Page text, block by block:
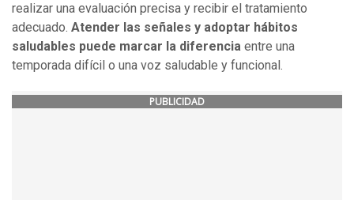
realizar una evaluación precisa y recibir el tratamiento
adecuado. Atender las señales y adoptar hábitos
saludables puede marcar la diferencia entre una
temporada difícil o una voz saludable y funcional.
PUBLICIDAD